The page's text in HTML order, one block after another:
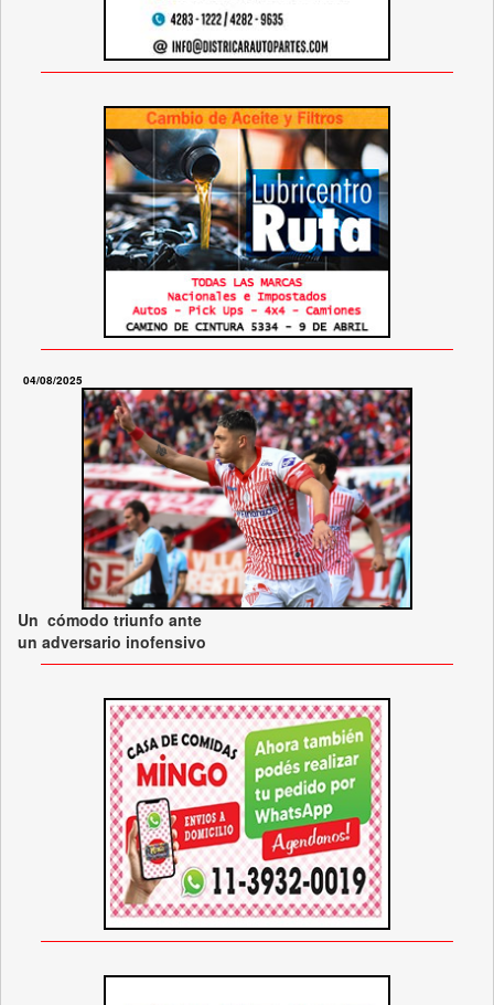
04/08/2025
Un cómodo triunfo ante
un adversario inofensivo